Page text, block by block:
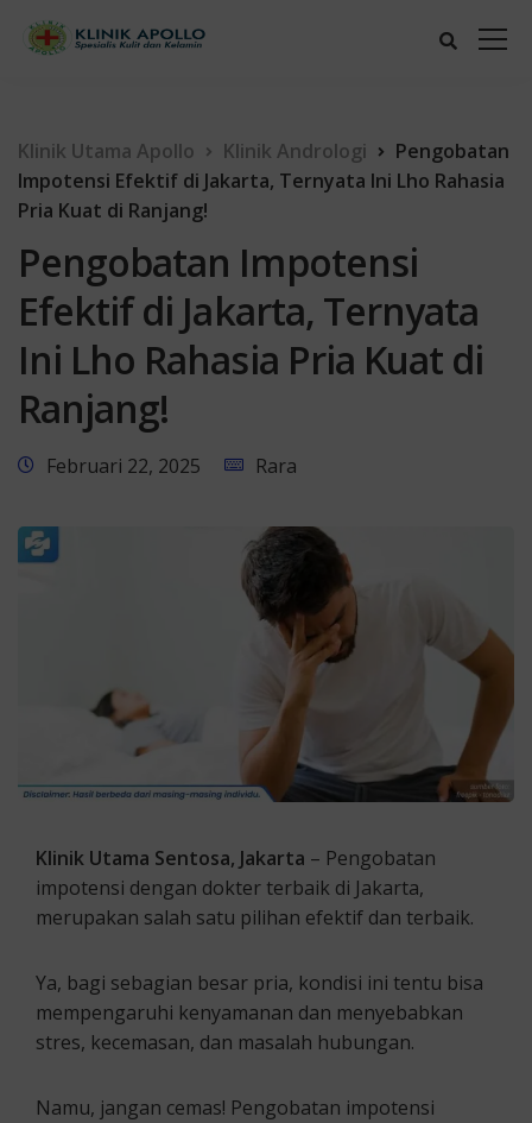
Klinik Utama Apollo Klinik Andrologi
Pengobatan
Impotensi Efektif di Jakarta, Ternyata Ini Lho Rahasia
Pria Kuat di Ranjang!
Pengobatan Impotensi
Efektif di Jakarta, Ternyata
Ini Lho Rahasia Pria Kuat di
Ranjang!
Februari 22, 2025 Rara
Klinik Utama Sentosa, Jakarta – Pengobatan
impotensi dengan dokter terbaik di Jakarta,
merupakan salah satu pilihan efektif dan terbaik.
Ya, bagi sebagian besar pria, kondisi ini tentu bisa
mempengaruhi kenyamanan dan menyebabkan
stres, kecemasan, dan masalah hubungan.
Namu, jangan cemas! Pengobatan impotensi